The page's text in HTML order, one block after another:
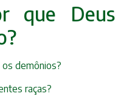
que Deus
os demônios?
raças?